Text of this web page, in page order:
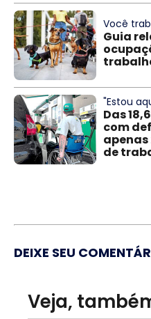
Você
Guia
"Estou
Das
com
apenas
de
DEIXE SEU
Veja,